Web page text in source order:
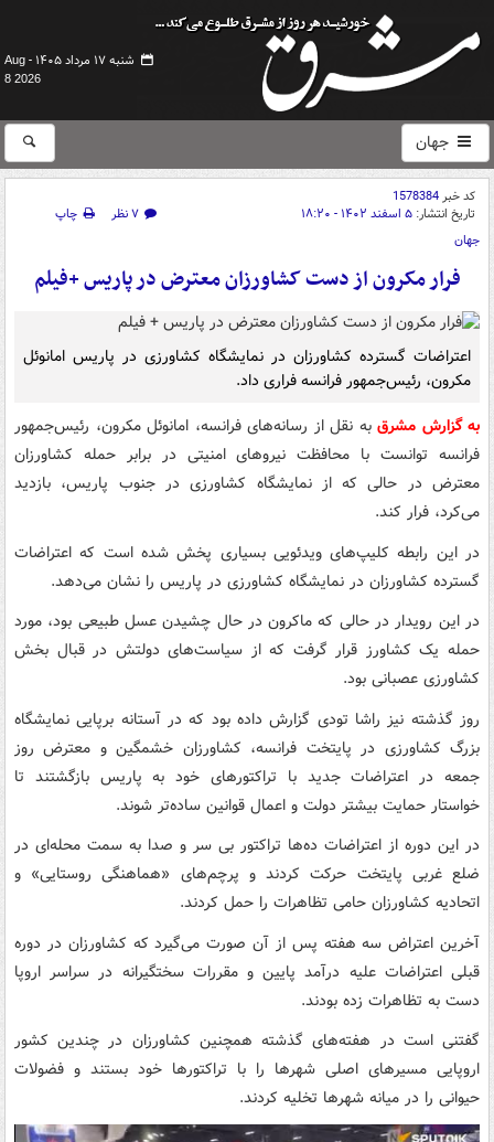
شنبه ۱۷ مرداد ۱۴۰۵ -
Aug
8 2026
جهان
کد خبر1578384
تاریخ انتشار: ۵ اسفند ۱۴۰۲ - ۱۸:۲۰ ۷ نظر
چاپ
جهان
فرار مکرون از دست کشاورزان معترض در پاریس +فیلم
اعتراضات گسترده کشاورزان در نمایشگاه کشاورزی در پاریس امانوئل
مکرون، رئیس‌جمهور فرانسه فراری داد.
به گزارش مشرق به نقل از رسانه‌های فرانسه، امانوئل مکرون، رئیس‌جمهور
فرانسه توانست با محافظت نیروهای امنیتی در برابر حمله کشاورزان
معترض در حالی که از نمایشگاه کشاورزی در جنوب پاریس، بازدید
می‌کرد، فرار کند.
در این رابطه کلیپ‌های ویدئویی بسیاری پخش شده است که اعتراضات
گسترده کشاورزان در نمایشگاه کشاورزی در پاریس را نشان می‌دهد.
در این رویدار در حالی که ماکرون در حال چشیدن عسل طبیعی بود، مورد
حمله یک کشاورز قرار گرفت که از سیاست‌های دولتش در قبال بخش
کشاورزی عصبانی بود.
روز گذشته نیز راشا تودی گزارش داده بود که در آستانه برپایی نمایشگاه
بزرگ کشاورزی در پایتخت فرانسه، کشاورزان خشمگین و معترض روز
جمعه در اعتراضات جدید با تراکتورهای خود به پاریس بازگشتند تا
خواستار حمایت بیشتر دولت و اعمال قوانین ساده‌تر شوند.
در این دوره از اعتراضات ده‌ها تراکتور بی سر و صدا به سمت محله‌ای در
ضلع غربی پایتخت حرکت کردند و پرچم‌های «هماهنگی روستایی» و
اتحادیه کشاورزان حامی تظاهرات را حمل کردند.
آخرین اعتراض سه هفته پس از آن صورت می‌گیرد که کشاورزان در دوره
قبلی اعتراضات علیه درآمد پایین و مقررات سختگیرانه در سراسر اروپا
دست به تظاهرات زده بودند.
گفتنی است در هفته‌های گذشته همچنین کشاورزان در چندین کشور
اروپایی مسیرهای اصلی شهرها را با تراکتورها خود بستند و فضولات
حیوانی را در میانه شهرها تخلیه کردند.